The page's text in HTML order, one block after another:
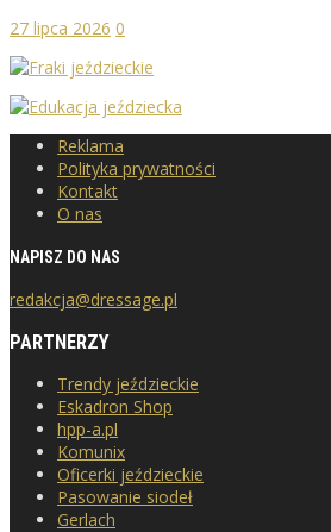
27 lipca 2026 0
Reklama
Polityka prywatności
Kontakt
O nas
NAPISZ DO NAS
redakcja@dressage.pl
PARTNERZY
Trendy jeździeckie
Eskadron Shop
hpp-a.pl
Komunix
Oficerki jeździeckie
Pasowanie siodeł
Gerlach